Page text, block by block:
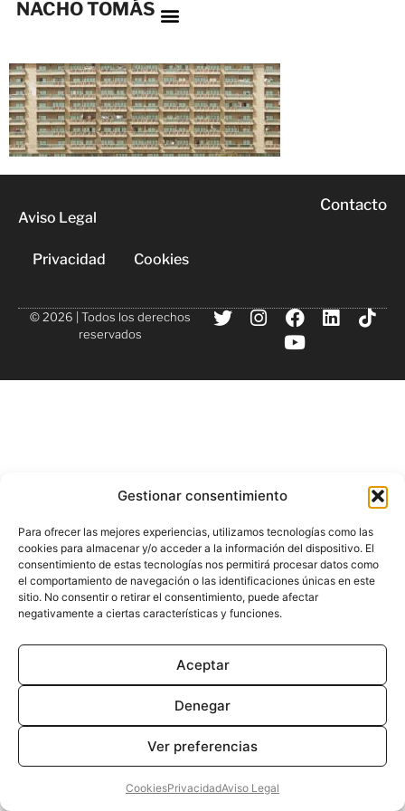
Gestionar consentimiento
Para ofrecer las mejores experiencias, utilizamos tecnologías como las
cookies para almacenar y/o acceder a la información del dispositivo. El
consentimiento de estas tecnologías nos permitirá procesar datos como
el comportamiento de navegación o las identificaciones únicas en este
sitio. No consentir o retirar el consentimiento, puede afectar
negativamente a ciertas características y funciones.
Aceptar
Denegar
Ver preferencias
CookiesPrivacidadAviso Legal
NACHO TOMÁS
Aviso Legal
Privacidad Cookies
Contacto
© 2026 | Todos los derechos
reservados